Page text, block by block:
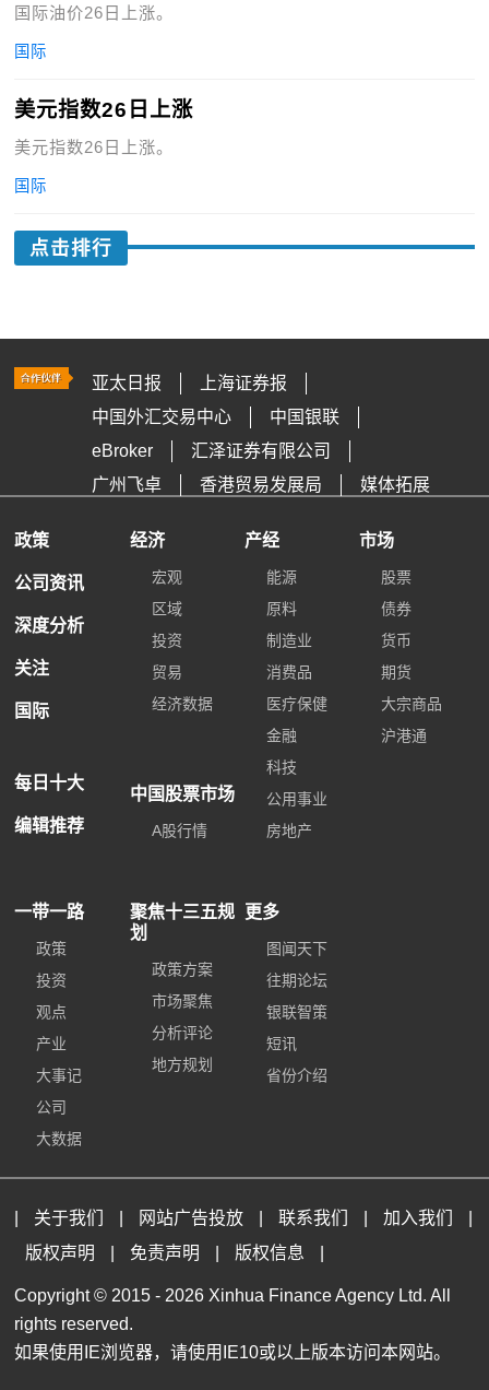
国际油价26日上涨。
国际
美元指数26日上涨
美元指数26日上涨。
国际
点击排行
亚太日报
上海证券报
中国外汇交易中心
中国银联
eBroker
汇泽证券有限公司
广州飞卓
香港贸易发展局 媒体拓展
政策
公司资讯
深度分析
关注
国际
每日十大
编辑推荐
经济
宏观
区域
投资
贸易
经济数据
中国股票市场
A股行情
产经
能源
原料
制造业
消费品
医疗保健
金融
科技
公用事业
房地产
市场
股票
债券
货币
期货
大宗商品
沪港通
一带一路
政策
投资
观点
产业
大事记
公司
大数据
聚焦十三五规
划
政策方案
市场聚焦
分析评论
地方规划
更多
图闻天下
往期论坛
银联智策
短讯
省份介绍
关于我们 网站广告投放 联系我们 加入我们
版权声明
免责声明 版权信息
Copyright © 2015 - 2026 Xinhua Finance Agency Ltd. All
rights reserved.
如果使用IE浏览器，请使用IE10或以上版本访问本网站。